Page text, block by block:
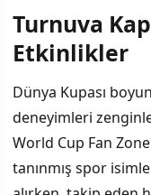
Turnuva
Etkinlikler
Dünya Kupası
deneyimleri
World Cup Fan
tanınmış spor